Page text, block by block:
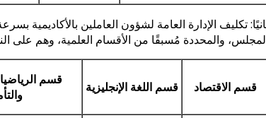
تكليف الإدارة العامة لشؤون العاملين بالأكاديمية
والمحددة مُسبقًا من الأقسام العلمية، وهم على
قسم الاقتصاد قسم اللغة الإنجليزية
قسم